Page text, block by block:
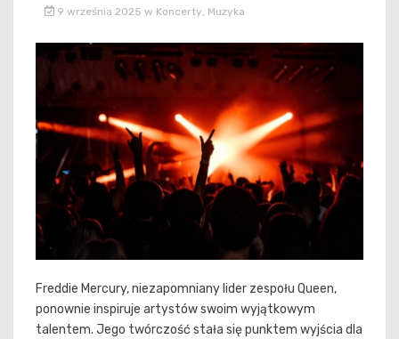
9 września 2025 w Koncerty Muzyka
Freddie Mercury, niezapomniany lider zespołu Queen,
ponownie inspiruje artystów swoim wyjątkowym
talentem. Jego twórczość stała się punktem wyjścia dla